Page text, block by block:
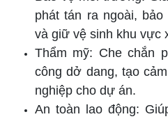
phát tán ra ngoài,
và giữ vệ sinh khu vực
Thẩm mỹ: Che chắn
công dở dang, tạo
nghiệp cho dự án.
An toàn lao động: